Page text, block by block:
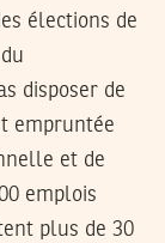
élections de
disposer de
empruntée
et de
emplois
plus de 30